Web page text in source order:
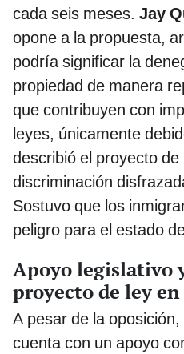
cada seis meses. Jay
opone a la propuesta,
podría significar la
propiedad de manera
que contribuyen con
leyes, únicamente
describió el proyecto
discriminación
Sostuvo que los
peligro para el estado
Apoyo legislativo
proyecto de ley
A pesar de la oposición,
cuenta con un apoyo